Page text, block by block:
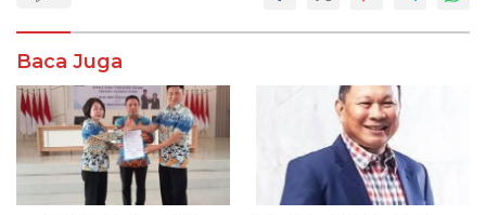
Baca Juga